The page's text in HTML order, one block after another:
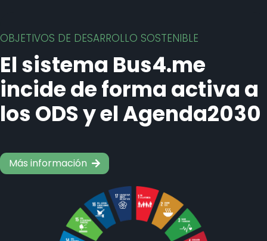
OBJETIVOS DE DESARROLLO SOSTENIBLE
El sistema Bus4.me
incide de forma activa a
los ODS y el Agenda2030
Más información